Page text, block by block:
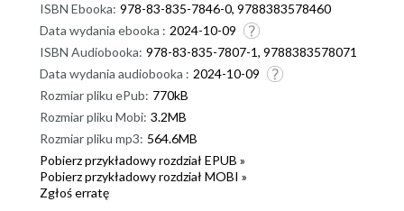
ISBN Ebooka: 978-83-835-7846-0, 9788383578460
Data wydania ebooka : 2024-10-09
ISBN Audiobooka: 978-83-835-7807-1, 9788383578071
Data wydania audiobooka : 2024-10-09
Rozmiar pliku ePub: 770kB
Rozmiar pliku Mobi: 3.2MB
Rozmiar pliku mp3: 564.6MB
Pobierz przykładowy rozdział EPUB »
Pobierz przykładowy rozdział MOBI »
Zgłoś erratę